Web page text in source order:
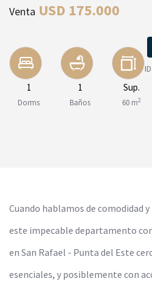
Venta USD 175.000
1
Dorms
1
Baños
Sup.
60 m2
Cuando hablamos de comodidad
este impecable departamento
en San Rafael - Punta del Este
esenciales, y posiblemente con